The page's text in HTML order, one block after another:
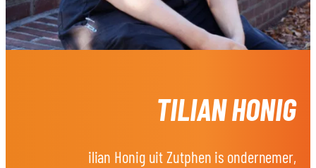
TILIAN HONIG
ilian Honig uit Zutphen is ondernemer,